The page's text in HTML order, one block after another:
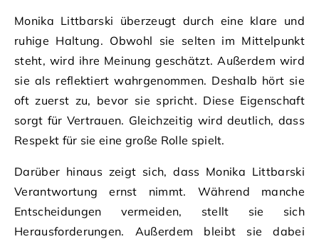
Monika Littbarski überzeugt durch eine klare und
ruhige Haltung. Obwohl sie selten im Mittelpunkt
steht, wird ihre Meinung geschätzt. Außerdem wird
sie als reflektiert wahrgenommen. Deshalb hört sie
oft zuerst zu, bevor sie spricht. Diese Eigenschaft
sorgt für Vertrauen. Gleichzeitig wird deutlich, dass
Respekt für sie eine große Rolle spielt.
Darüber hinaus zeigt sich, dass Monika Littbarski
Verantwortung ernst nimmt. Während manche
Entscheidungen vermeiden, stellt sie sich
Herausforderungen. Außerdem bleibt sie dabei